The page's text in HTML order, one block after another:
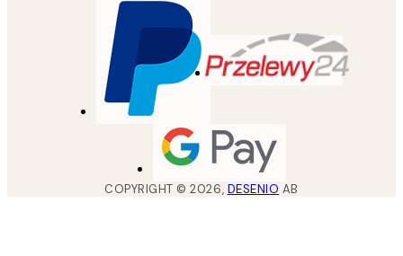
COPYRIGHT ©2026, DESENIO AB